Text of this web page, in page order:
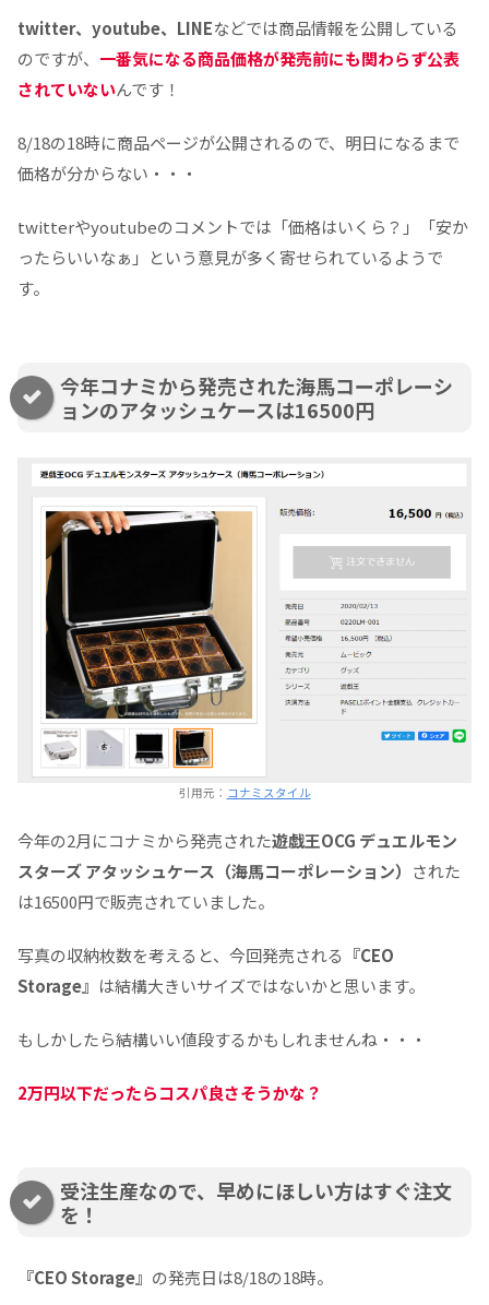
twitter、youtube、LINEなどでは商品情報を公開している
のですが、 一番気になる商品価格が発売前にも関わらず公表
されていないんです！
8/18の18時に商品ページが公開されるので、明日になるまで
価格が分からない・・・
twitterやyoutubeのコメントでは「価格はいくら？」「安か
ったらいいなぁ」という意見が多く寄せられているようで
す。
今年コナミから発売された海馬コーポレーシ
ョンのアタッシュケースは16500円
引用元： コナミスタイル
今年の2月にコナミから発売された遊戯王OCG デュエルモン
スターズ アタッシュケース（海馬コーポレーション） された
は16500円で販売されていました。
写真の収納枚数を考えると、今回発売される 『CEO
Storage』 は結構大きいサイズではないかと思います。
もしかしたら結構いい値段するかもしれませんね・・・
2万円以下だったらコスパ良さそうかな？
受注生産なので、早めにほしい方はすぐ注文
を！
『CEO Storage』 の発売日は8/18の18時。